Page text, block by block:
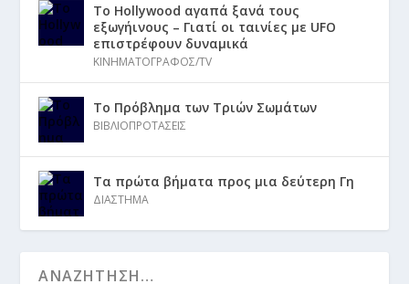
Το Hollywood αγαπά ξανά τους
εξωγήινους – Γιατί οι ταινίες με UFO
επιστρέφουν δυναμικά
ΚΙΝΗΜΑΤΟΓΡΑΦΟΣ/TV
Το Πρόβλημα των Τριών Σωμάτων
ΒΙΒΛΙΟΠΡΟΤΑΣΕΙΣ
Τα πρώτα βήματα προς μια δεύτερη Γη
ΔΙΑΣΤΗΜΑ